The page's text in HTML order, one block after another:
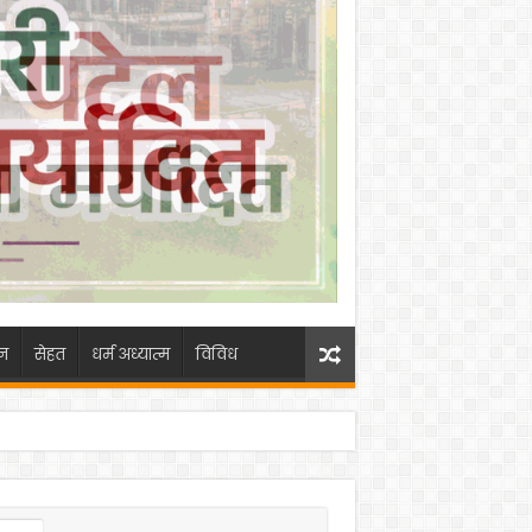
सेहत धर्म अध्यात्म विविध
के प्रयासों से मिली सफलता